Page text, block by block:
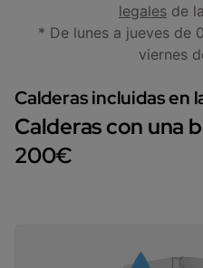
legalesde
* De lunes a jueves de
viernes
Calderas incluidas en
Calderas con una
200€